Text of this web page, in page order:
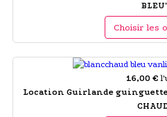
BLEU"
Choisir les
16,00 €
Location Guirlande guinguette